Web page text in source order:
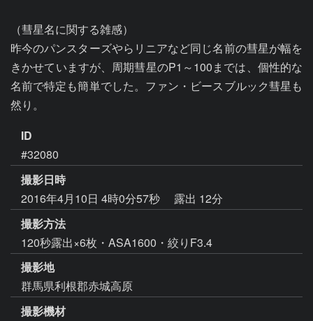
（彗星名に関する雑感）
昨今のパンスターズやらリニアなど同じ名前の彗星が幅を
きかせていますが、周期彗星のP1～100までは、個性的な
名前で特定も簡単でした。ファン・ビースブルック彗星も
然り。
ID
#32080
撮影日時
2016年4月10日 4時0分57秒
露出 12分
撮影方法
120秒露出×6枚・ASA1600・絞りF3.4
撮影地
群馬県利根郡赤城高原
撮影機材